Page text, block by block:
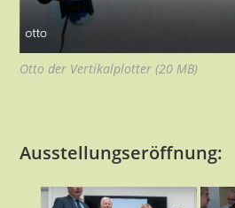
Otto der Vertikalplotter (20 MB)
Ausstellungseröffnung: